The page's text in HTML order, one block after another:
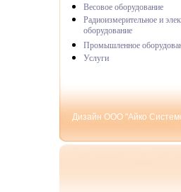
Весовое оборудование
Радиоизмерительное и
оборудование
Промышленное
Услуги
Дизайн ООО "Айко